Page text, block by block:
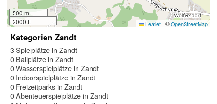
500 m
2000 ft
Leaflet | © OpenStreetMap
Kategorien Zandt
3 Spielplätze in Zandt
0 Ballplätze in Zandt
0 Wasserspielplätze in Zandt
0 Indoorspielplätze in Zandt
0 Freizeitparks in Zandt
0 Abenteuerspielplätze in Zandt